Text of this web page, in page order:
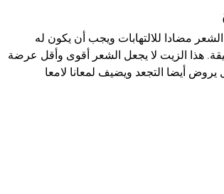
مضادا للالتهابات ويجب أن يكون له
هذا الزيت لا يجعل الشعر أقوى وأقل عرضة
أيضا التجعد ويضيف لمعانا لامعا